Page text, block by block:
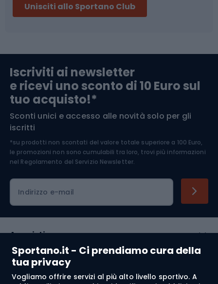
Sportano.it - Ci prendiamo cura della
tua privacy
Vogliamo offrire servizi al più alto livello sportivo. A
Abbigliamento da escursionismo
Componenti per biciclette
Arrampicata
Medicina dello sport
Abbigliamento ciclistico
Unisciti allo Sportano Club
Iscriviti ai newsletter
e ricevi uno sconto di 10 Euro sul
tuo acquisto!*
Sconti unici e accesso alle novità solo per gli
iscritti
*su prodotti non scontati del valore totale superiore a 100 Euro,
le promozioni non sono cumulabili tra loro, trovi più informazioni
nel Regolamento del Servizio Newsletter.
Indirizzo e-mail
Acquisti
Servizio clienti